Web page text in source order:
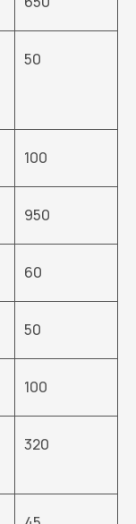
50
100
950
60
50
100
320